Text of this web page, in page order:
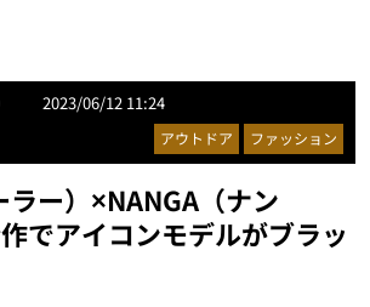
2023/06/12 11:24
アウトドア ファッション
ラー）×NANGA（ナン
でアイコンモデルがブラッ